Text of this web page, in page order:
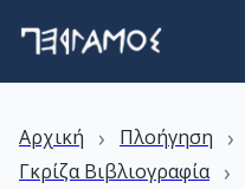
Αρχική › Πλοήγηση ›
Γκρίζα Βιβλιογραφία ›